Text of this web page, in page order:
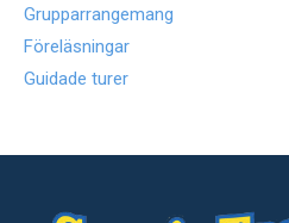
Grupparrangemang
Föreläsningar
Guidade turer